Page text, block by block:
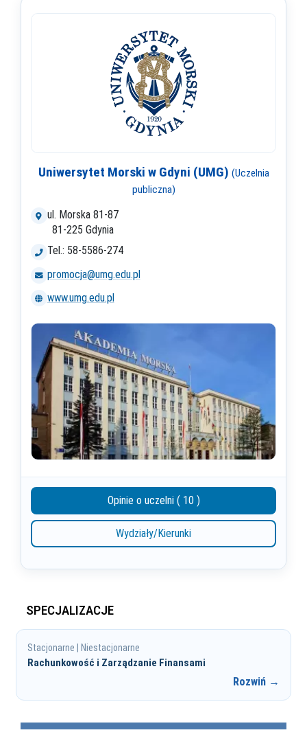
Uniwersytet Morski w Gdyni (UMG) (Uczelnia
publiczna)
ul. Morska 81-87
81-225 Gdynia
Tel.: 58-5586-274
promocja@umg.edu.pl
www.umg.edu.pl
Opinie o uczelni ( 10 )
Wydziały/Kierunki
SPECJALIZACJE
Stacjonarne | Niestacjonarne
Rachunkowość i Zarządzanie Finansami
Rozwiń →